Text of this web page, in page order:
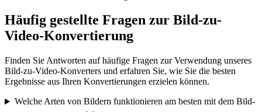
Häufig gestellte Fragen zur Bild-zu-
Video-Konvertierung
Finden Sie Antworten auf häufige Fragen zur Verwendung unseres
Bild-zu-Video-Konverters und erfahren Sie, wie Sie die besten
Ergebnisse aus Ihren Konvertierungen erzielen können.
Welche Arten von Bildern funktionieren am besten mit dem Bild-